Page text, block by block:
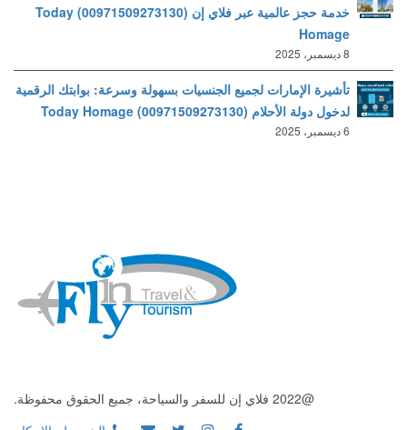
خدمة حجز عالمية عبر فلاي إن (00971509273130) Today
Homage
8 ديسمبر، 2025
تأشيرة الإمارات لجميع الجنسيات بسهولة وسرعة: بوابتك الرقمية
لدخول دولة الأحلام (00971509273130) Today Homage
6 ديسمبر، 2025
@2022 فلاي إن للسفر والسياحة، جميع الحقوق محفوظة.